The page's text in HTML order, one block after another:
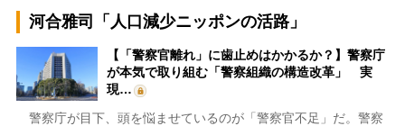
河合雅司「人口減少ニッポンの活路」
【「警察官離れ」に歯止めはかかるか？】警察庁
が本気で取り組む「警察組織の構造改革」 実
現…
警察庁が目下、頭を悩ませているのが「警察官不足」だ。警察